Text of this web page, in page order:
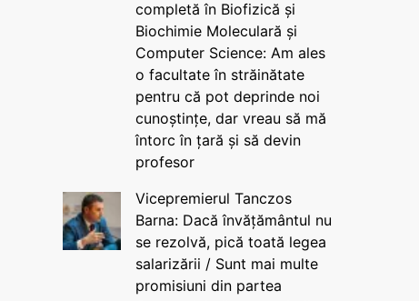
completă în Biofizică și
Biochimie Moleculară și
Computer Science: Am ales
o facultate în străinătate
pentru că pot deprinde noi
cunoștințe, dar vreau să mă
întorc în țară și să devin
profesor
Vicepremierul Tanczos
Barna: Dacă învățământul nu
se rezolvă, pică toată legea
salarizării / Sunt mai multe
promisiuni din partea